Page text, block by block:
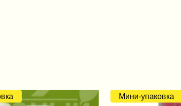
Мини-упаковка